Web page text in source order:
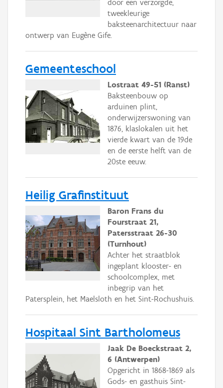
door een verzorgde,
tweekleurige
baksteenarchitectuur naar
ontwerp van Eugène Gife.
Gemeenteschool
Lostraat 49-51 (Ranst)
Baksteenbouw op
arduinen plint,
onderwijzerswoning van
1876, klaslokalen uit het
vierde kwart van de 19de
en de eerste helft van de
20ste eeuw.
Heilig Grafinstituut
Baron Frans du
Fourstraat 21,
Patersstraat 26-30
(Turnhout)
Achter het straatblok
ingeplant klooster- en
schoolcomplex, met
inbegrip van het
Patersplein, het Maelsloth en het Sint-Rochushuis.
Hospitaal Sint Bartholomeus
Jaak De Boeckstraat 2,
6 (Antwerpen)
Opgericht in 1868-1869 als
Gods- en gasthuis Sint-